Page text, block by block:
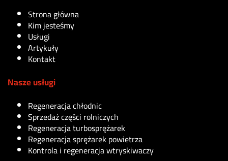
Strona główna
Kim jesteśmy
Usługi
Artykuły
Kontakt
Nasze usługi
Regeneracja chłodnic
Sprzedaż części rolniczych
Regeneracja turbosprężarek
Regeneracja sprężarek powietrza
Kontrola i regeneracja wtryskiwaczy